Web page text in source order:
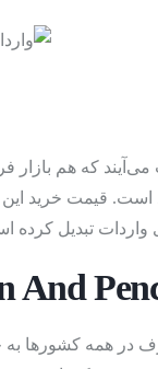
(Clothing
که هم بازار
واردات تبدیل
در همه کشورها به